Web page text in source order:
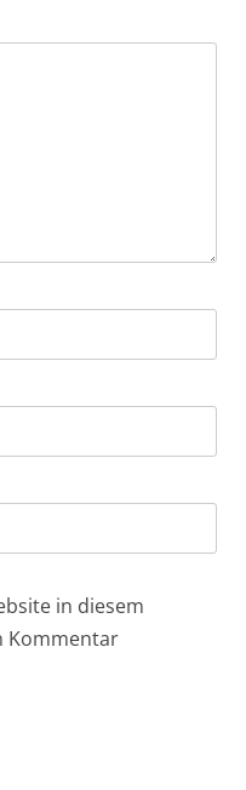
in diesem
Kommentar